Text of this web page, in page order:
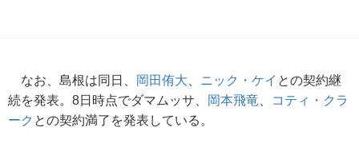
なお、島根は同日、 岡田侑大 ニック・ケイ との契約継
続を発表。8日時点でダマムッサ、
岡本飛竜
コティ・クラ
ーク との契約満了を発表している。